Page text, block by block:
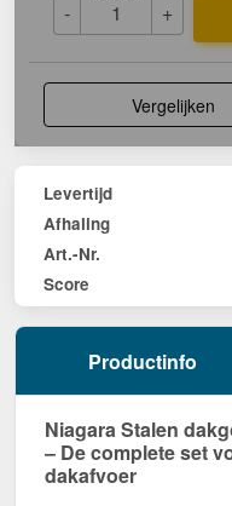
- +
Vergelijken
Levertijd
Afhaling
Art.-Nr.
Score
Productinfo
Niagara Stalen
– De complete set
dakafvoer